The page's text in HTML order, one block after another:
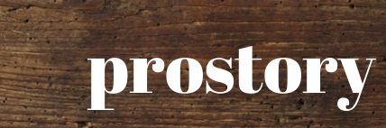
prostory